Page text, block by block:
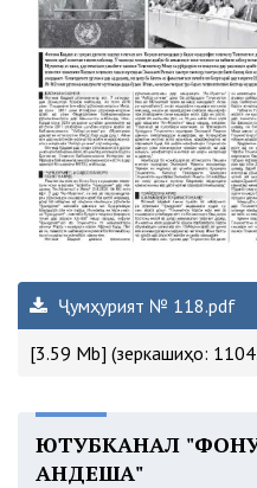
Ҷумҳурият № 118.pdf
[3.59 Mb] (зеркашиҳо:
ЮТУБКАНАЛ
АНДЕША"